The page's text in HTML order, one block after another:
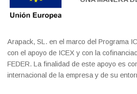
Arapack, SL. en el marco del Programa
con el apoyo de ICEX y con la
FEDER. La finalidad de este apoyo es
internacional de la empresa y de su